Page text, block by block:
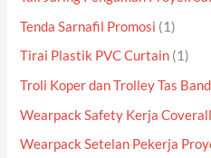
Tenda Sarnafil Promosi (1)
Tirai Plastik PVC Curtain (1)
Troli Koper dan Trolley Tas
Wearpack Safety Kerja Coverall
Wearpack Setelan Pekerja